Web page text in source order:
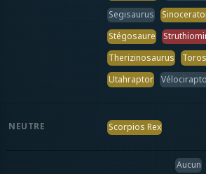
Segisaurus
Stégosaure
Therizinosaurus
Utahraptor
NEUTRE Scorpios Rex
Aucun